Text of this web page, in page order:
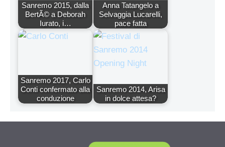
Sanremo 2015, dalla
BertÃ© a Deborah
Iurato, i…
Anna Tatangelo a
Selvaggia Lucarelli,
pace fatta
Sanremo 2017, Carlo
Conti confermato alla
conduzione
Sanremo 2014, Arisa
in dolce attesa?